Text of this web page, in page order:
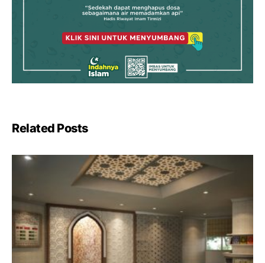
Related Posts